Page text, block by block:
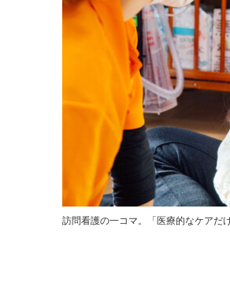
訪問看護の一コマ。「医療的なケアだ